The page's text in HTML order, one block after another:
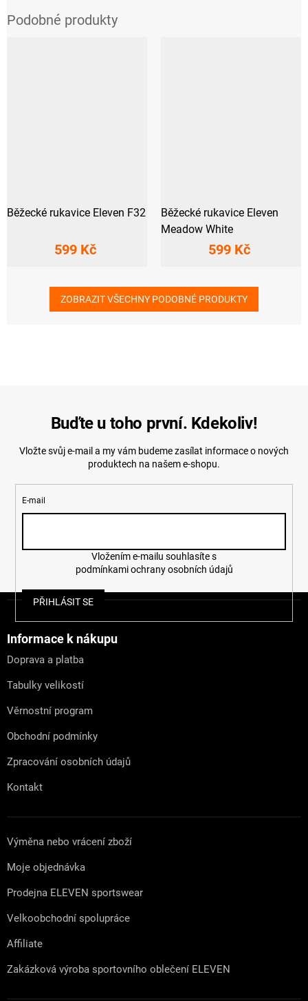
Běžecké rukavice Eleven F32
599 Kč
Běžecké rukavice Eleven
Meadow White
599 Kč
ZOBRAZIT VŠECHNY PODOBNÉ PRODUKTY
Buďte u toho první. Kdekoliv!
Vložte svůj e-mail a my vám budeme zasílat informace o nových
produktech na našem e-shopu.
E-mail
podmínkami ochrany osobních údajů
PŘIHLÁSIT SE
Informace k nákupu
Doprava a platba
Tabulky velikostí
Věrnostní program
Obchodní podmínky
Zpracování osobních údajů
Kontakt
Výměna nebo vrácení zboží
Moje objednávka
Prodejna ELEVEN sportswear
Velkoobchodní spolupráce
Affiliate
Zakázková výroba sportovního oblečení ELEVEN